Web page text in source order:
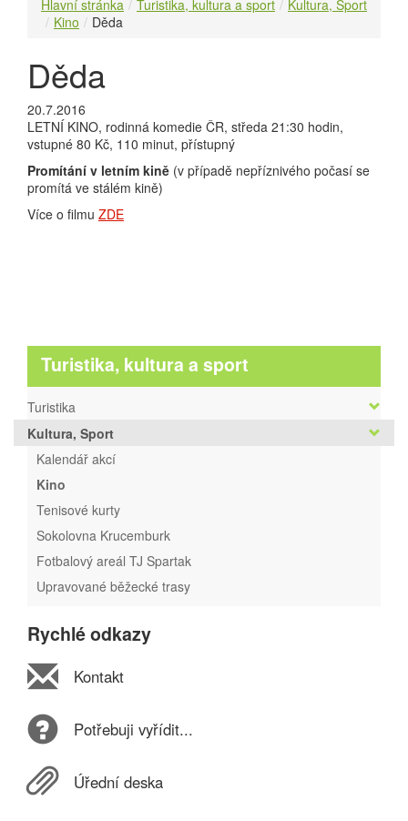
Hlavní stránka Turistika, kultura a sport
Kultura, Sport
Kino
Děda
Děda
20.7.2016
LETNÍ KINO, rodinná komedie ČR, středa 21:30 hodin,
vstupné 80 Kč, 110 minut, přístupný
Promítání v letním kině (v případě nepříznivého počasí se
promítá ve stálém kině)
Více o filmu ZDE
Turistika, kultura a sport
Turistika
Kultura, Sport
Kalendář akcí
Kino
Tenisové kurty
Sokolovna Krucemburk
Fotbalový areál TJ Spartak
Upravované běžecké trasy
Rychlé odkazy
Kontakt
Potřebuji vyřídit...
Úřední deska